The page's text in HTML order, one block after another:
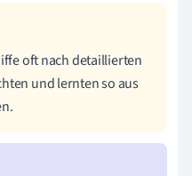
oft nach detaillierten
und lernten so aus